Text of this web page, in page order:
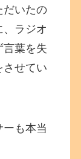
だいたの
ラジオ
言葉を失
させてい
も本当